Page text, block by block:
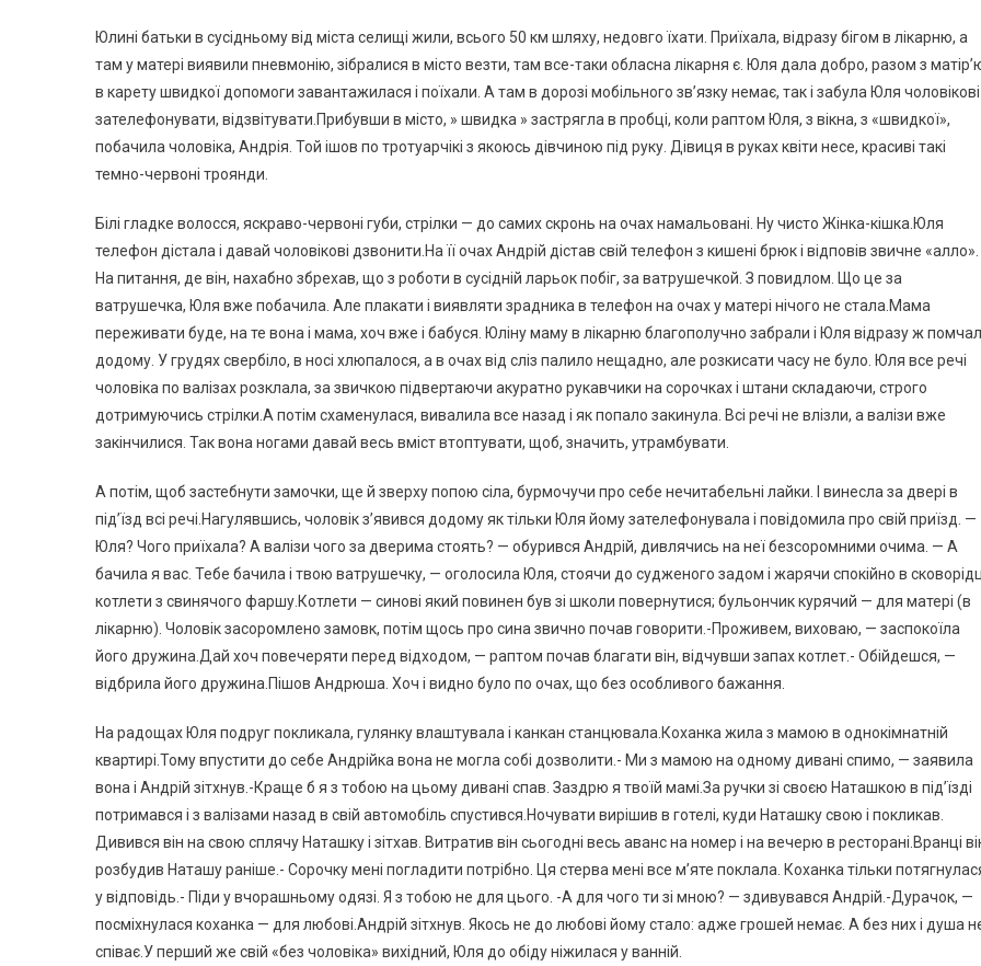
Юлині батьки в сусідньому від міста селищі жили, всього 50 км шляху, недовго їхати. Приїхала, відразу бігом в лікарню, а
там у матері виявили пневмонію, зібралися в місто везти, там все-таки обласна лікарня є. Юля дала добро, разом з
в карету швидкої допомоги завантажилася і поїхали. А там в дорозі мобільного зв’язку немає, так і забула Юля чоловікові
зателефонувати, відзвітувати.Прибувши в місто, » швидка » застрягла в пробці, коли раптом Юля, з вікна, з «швидкої»,
побачила чоловіка, Андрія. Той ішов по тротуарчікі з якоюсь дівчиною під руку. Дівиця в руках квіти несе, красиві такі
темно-червоні троянди.
Білі гладке волосся, яскраво-червоні губи, стрілки — до самих скронь на очах намальовані. Ну чисто Жінка-кішка.Юля
телефон дістала і давай чоловікові дзвонити.На її очах Андрій дістав свій телефон з кишені брюк і відповів звичне «алло».
На питання, де він, нахабно збрехав, що з роботи в сусідній ларьок побіг, за ватрушечкой. З повидлом. Що це за
ватрушечка, Юля вже побачила. Але плакати і виявляти зрадника в телефон на очах у матері нічого не стала.Мама
переживати буде, на те вона і мама, хоч вже і бабуся. Юліну маму в лікарню благополучно забрали і Юля відразу ж
додому. У грудях свербіло, в носі хлюпалося, а в очах від сліз палило нещадно, але розкисати часу не було. Юля все речі
чоловіка по валізах розклала, за звичкою підвертаючи акуратно рукавчики на сорочках і штани складаючи, строго
дотримуючись стрілки.А потім схаменулася, вивалила все назад і як попало закинула. Всі речі не влізли, а валізи вже
закінчилися. Так вона ногами давай весь вміст втоптувати, щоб, значить, утрамбувати.
А потім, щоб застебнути замочки, ще й зверху попою сіла, бурмочучи про себе нечитабельні лайки. І винесла за двері в
під’їзд всі речі.Нагулявшись, чоловік з’явився додому як тільки Юля йому зателефонувала і повідомила про свій приїзд. —
Юля? Чого приїхала? А валізи чого за дверима стоять? — обурився Андрій, дивлячись на неї безсоромними очима. — А
бачила я вас. Тебе бачила і твою ватрушечку, — оголосила Юля, стоячи до судженого задом і жарячи спокійно в
котлети з свинячого фаршу.Котлети — синові який повинен був зі школи повернутися; бульончик курячий — для матері (в
лікарню). Чоловік засоромлено замовк, потім щось про сина звично почав говорити.-Проживем, виховаю, — заспокоїла
його дружина.Дай хоч повечеряти перед відходом, — раптом почав благати він, відчувши запах котлет.- Обійдешся, —
відбрила його дружина.Пішов Андрюша. Хоч і видно було по очах, що без особливого бажання.
На радощах Юля подруг покликала, гулянку влаштувала і канкан станцювала.Коханка жила з мамою в однокімнатній
квартирі.Тому впустити до себе Андрійка вона не могла собі дозволити.- Ми з мамою на одному дивані спимо, — заявила
вона і Андрій зітхнув.-Краще б я з тобою на цьому дивані спав. Заздрю я твоїй мамі.За ручки зі своєю Наташкою в під’їзді
потримався і з валізами назад в свій автомобіль спустився.Ночувати вирішив в готелі, куди Наташку свою і покликав.
Дивився він на свою сплячу Наташку і зітхав. Витратив він сьогодні весь аванс на номер і на вечерю в ресторані.Вранці
розбудив Наташу раніше.- Сорочку мені погладити потрібно. Ця стерва мені все м’яте поклала. Коханка тільки
у відповідь.- Піди у вчорашньому одязі. Я з тобою не для цього. -А для чого ти зі мною? — здивувався Андрій.-Дурачок, —
посміхнулася коханка — для любові.Андрій зітхнув. Якось не до любові йому стало: адже грошей немає. А без них і душа
співає.У перший же свій «без чоловіка» вихідний, Юля до обіду ніжилася у ванній.